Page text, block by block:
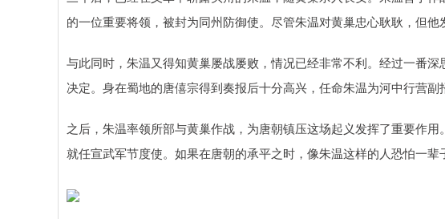
的一位重要将领，被封为同州防御使。尽管朱温对黄巢忠心耿耿，但他
与此同时，朱温又得知黄巢屡战屡败，情况已经非常不利。经过一番
决定。身在蜀地的唐僖宗得到奏报后十分高兴，任命朱温为河中行营副
之后，朱温率领所部与黄巢作战，为唐朝镇压这场起义发挥了重要作
就任宣武军节度使。如果在唐朝的承平之时，像朱温这样的人恐怕一辈